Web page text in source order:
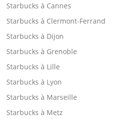
Starbucks à Cannes
Starbucks à Clermont-Ferrand
Starbucks à Dijon
Starbucks à Grenoble
Starbucks à Lille
Starbucks à Lyon
Starbucks à Marseille
Starbucks à Metz